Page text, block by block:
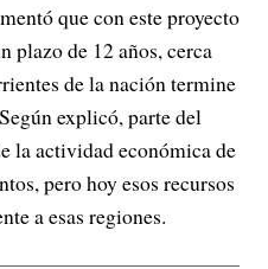
que con este proyecto
plazo de 12 años, cerca
de la nación termine
explicó, parte del
la actividad económica de
pero hoy esos recursos
a esas regiones.